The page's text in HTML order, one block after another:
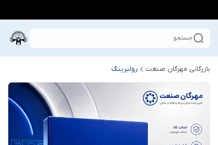
جستجو
بازرگانی مهرگان صنعت رولبرینگ